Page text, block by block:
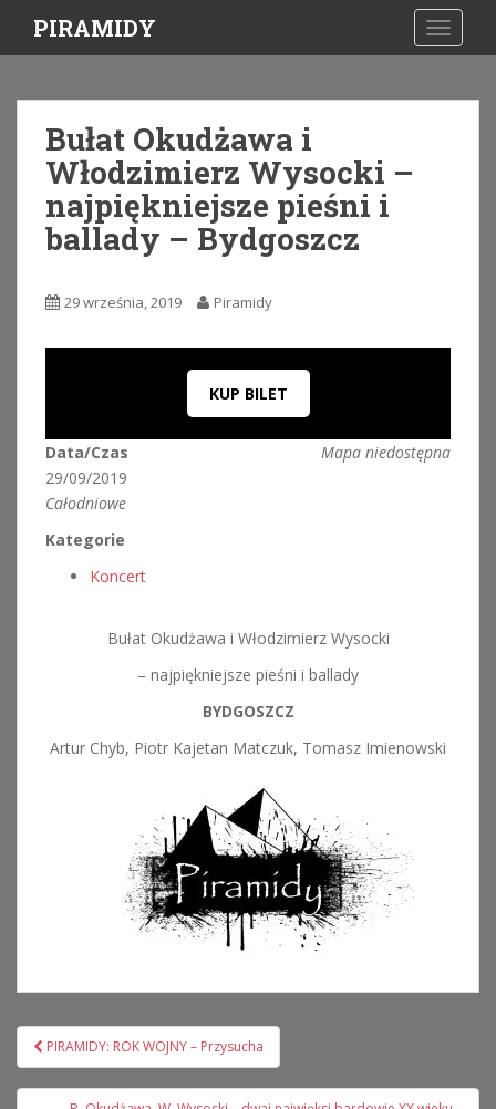
i
PIRAMIDY
Bułat Okudżawa i
Włodzimierz Wysocki –
najpiękniejsze pieśni i
ballady – Bydgoszcz
29 września, 2019 Piramidy
KUP BILET
Mapa niedostępna
Data/Czas
29/09/2019
Całodniowe
Kategorie
Koncert
Bułat Okudżawa i Włodzimierz Wysocki
– najpiękniejsze pieśni i ballady
BYDGOSZCZ
Artur Chyb, Piotr Kajetan Matczuk, Tomasz Imienowski
Nawigacja
wpisu
PIRAMIDY: ROK WOJNY – Przysucha